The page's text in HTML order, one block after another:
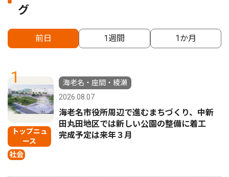
グ
前日 1週間 1か月
1
トップニュ
ース
社会
海老名・座間・綾瀬
2026.08.07
海老名市役所周辺で進むまちづくり、中新
田丸田地区では新しい公園の整備に着工
完成予定は来年３月